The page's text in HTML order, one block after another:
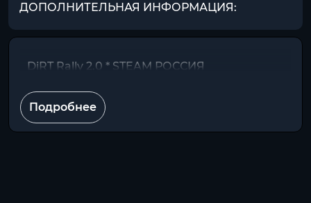
ДОПОЛНИТЕЛЬНАЯ ИНФОРМАЦИЯ:
DiRT Rally 2.0 * STEAM РОССИЯ
Подробнее